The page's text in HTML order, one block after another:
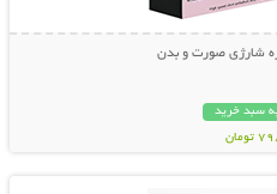
شارژی صورت و بدن
سبد خرید
بیشتر